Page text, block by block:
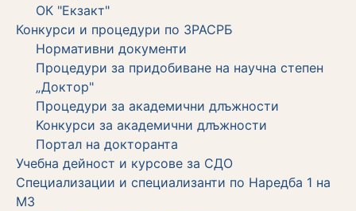
ОК "Екзакт"
Конкурси и процедури по ЗРАСРБ
Нормативни документи
Процедури за придобиване на научна степен
„Доктор"
Процедури за академични длъжности
Koнкурси за академични длъжности
Портал на докторанта
Учебна дейност и курсове за СДО
Специализации и специализанти по Наредба 1 на
МЗ